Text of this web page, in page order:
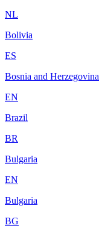
NL
Bolivia
ES
Bosnia and Herzegovina
EN
Brazil
BR
Bulgaria
EN
Bulgaria
BG